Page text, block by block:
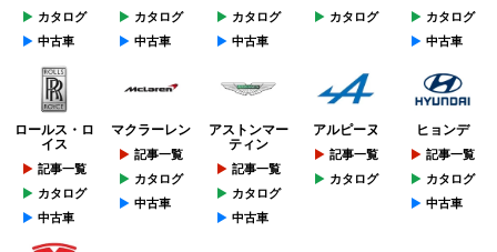
カタログ
中古車
カタログ
中古車
カタログ
中古車
カタログ
カタログ
中古車
ロールス・ロ
イス
記事一覧
カタログ
中古車
マクラーレン
記事一覧
カタログ
中古車
アストンマー
ティン
記事一覧
カタログ
中古車
アルピーヌ
記事一覧
カタログ
ヒョンデ
記事一覧
カタログ
中古車